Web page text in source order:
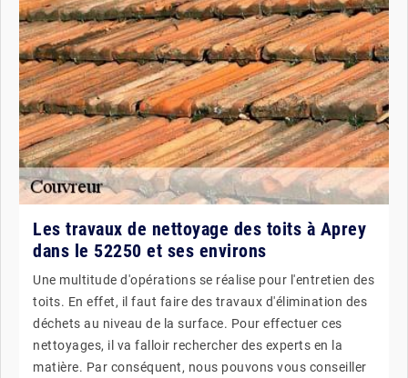
Les travaux de nettoyage des toits à Aprey
dans le 52250 et ses environs
Une multitude d'opérations se réalise pour l'entretien des
toits. En effet, il faut faire des travaux d'élimination des
déchets au niveau de la surface. Pour effectuer ces
nettoyages, il va falloir rechercher des experts en la
matière. Par conséquent, nous pouvons vous conseiller